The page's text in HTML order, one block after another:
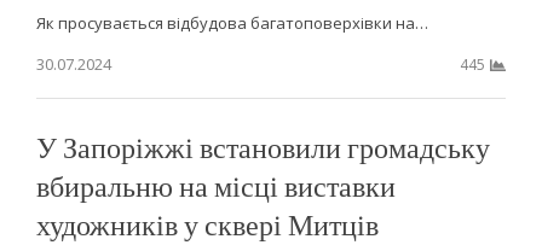
Як просувається відбудова багатоповерхівки на…
30.07.2024
445
У Запоріжжі встановили громадську
вбиральню на місці виставки
художників у сквері Митців